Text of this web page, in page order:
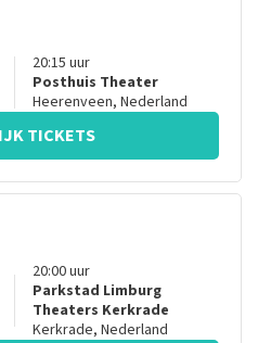
20:15 uur
Posthuis Theater
Heerenveen, Nederland
TICKETS
20:00uur
Parkstad Limburg
Theaters Kerkrade
Kerkrade, Nederland